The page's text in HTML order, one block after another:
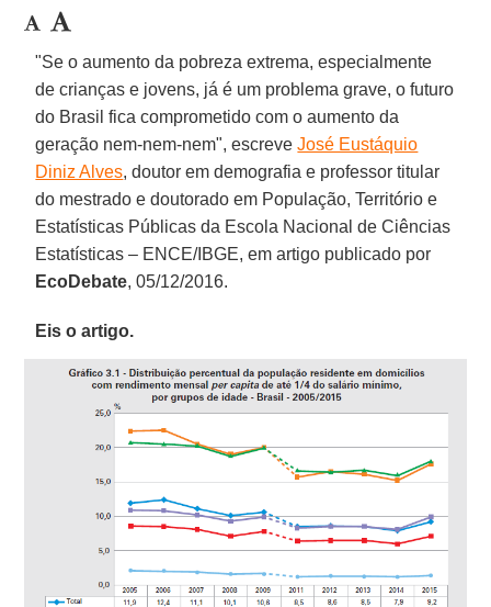
"Se o aumento da pobreza extrema, especialmente
de crianças e jovens, já é um problema grave, o futuro
do Brasil fica comprometido com o aumento da
geração nem-nem-nem", escreveJosé Eustáquio
Diniz Alves, doutor em demografia e professor titular
do mestrado e doutorado em População, Território e
Estatísticas Públicas da Escola Nacional de Ciências
Estatísticas – ENCE/IBGE, em artigo publicado por
EcoDebate, 05/12/2016.
Eis o artigo.